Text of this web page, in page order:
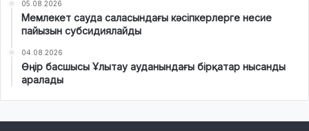
05.08.2026
Мемлекет сауда саласындағы кәсіпкерлерге несие
пайызын субсидиялайды
04.08.2026
Өңір басшысы Ұлытау ауданындағы бірқатар нысанды
аралады